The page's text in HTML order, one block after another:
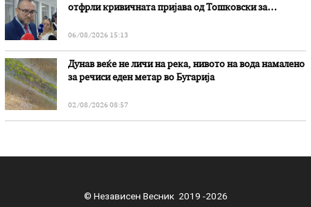
отфрли кривичната пријава од Тошковски за
06/08/2026 15:13
Дунав веќе не личи на река, нивото на вода намалено
за речиси еден метар во Бугарија
02/08/2026 08:57
© Независен Весник 2019 -2026